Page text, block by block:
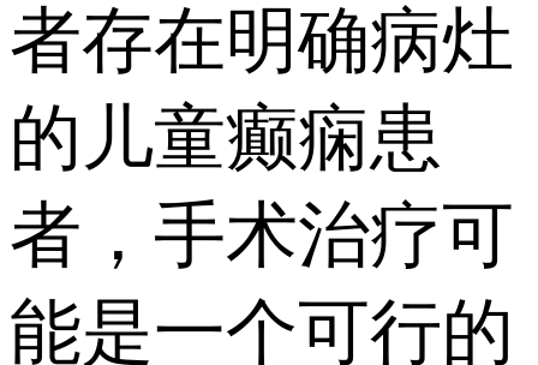
者存在明确病灶
的儿童癫痫患
者，手术治疗可
能是一个可行的